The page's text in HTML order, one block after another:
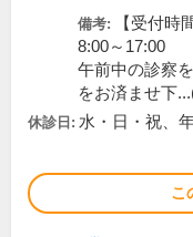
備考:
【受付時
8:00～17:00
午前中の診察
をお済ませ下
休診日: 水・日・祝、
こ